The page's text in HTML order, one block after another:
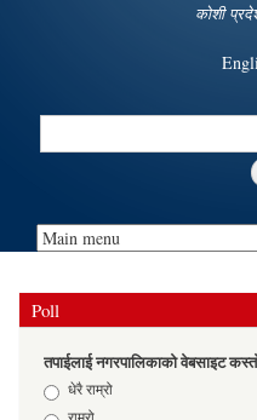
कोशी
Search
Poll
तपाईलाई नगरपालिकाको वेबसाइट
Choicesधेरै राम्रो